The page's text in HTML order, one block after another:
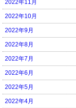
2022年11月
2022年10月
2022年9月
2022年8月
2022年7月
2022年6月
2022年5月
2022年4月